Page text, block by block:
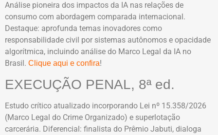
Análise pioneira dos impactos da IA nas relações de
consumo com abordagem comparada internacional.
Destaque: aprofunda temas inovadores como
responsabilidade civil por sistemas autônomos e opacidade
algorítmica, incluindo análise do Marco Legal da IA no
Brasil. Clique aqui e confira!
EXECUÇÃO PENAL, 8ª ed.
Estudo crítico atualizado incorporando Lei nº 15.358/2026
(Marco Legal do Crime Organizado) e superlotação
carcerária. Diferencial: finalista do Prêmio Jabuti, dialoga